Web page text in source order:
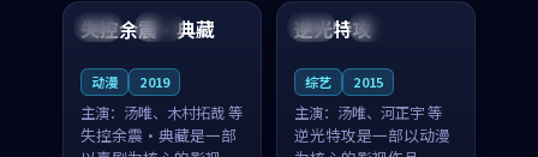
日本 完结
失控余震·典藏
动漫 2019
主演： 汤唯、木村拓哉 等
失控余震·典藏是一部
英国 院线
逆光特攻
综艺 2015
主演： 汤唯、河正宇 等
逆光特攻是一部以动漫